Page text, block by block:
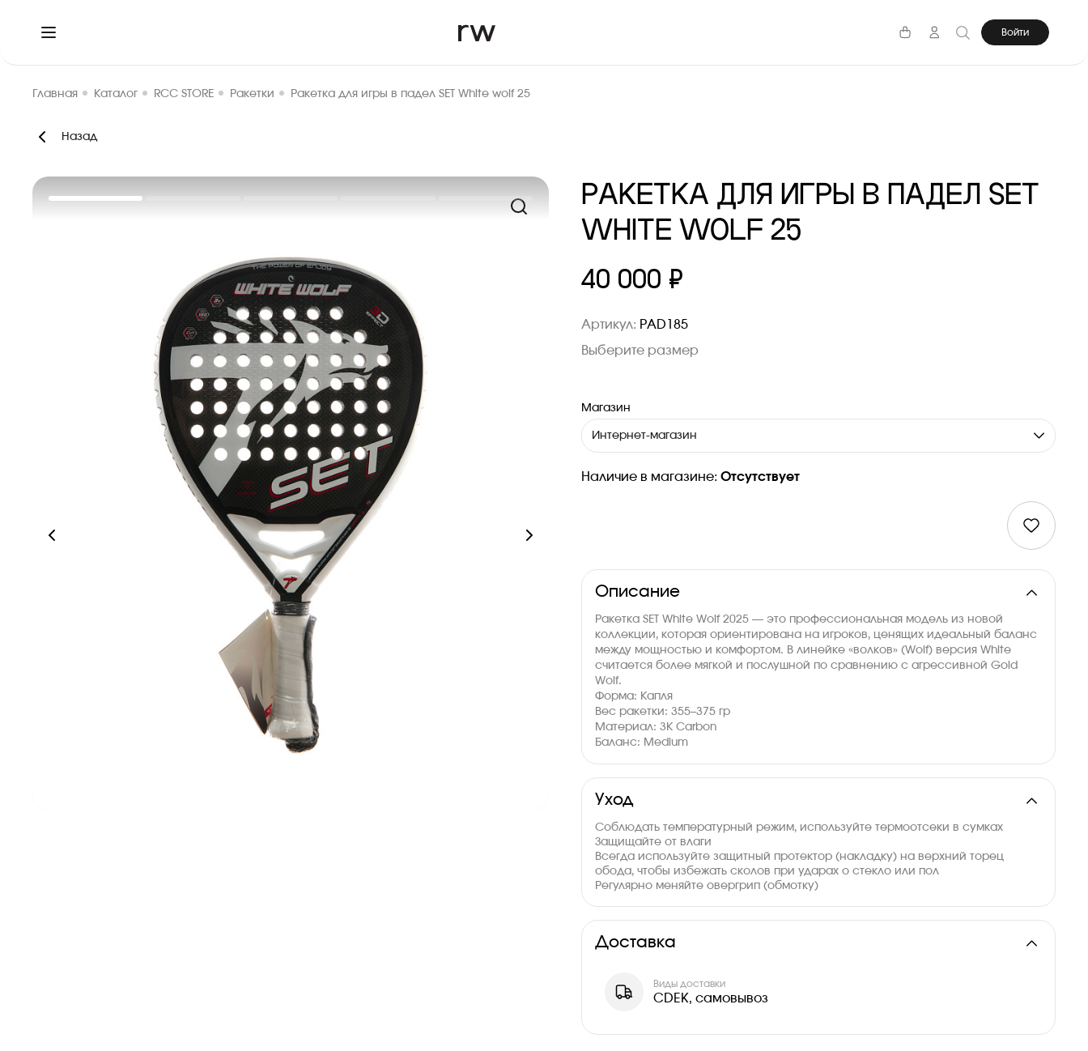
Войти
Главная Каталог RCC STORE Ракетки Ракетка для игры в падел SET White wolf 25
Назад
РАКЕТКА ДЛЯ ИГРЫ В ПАДЕЛ SET
WHITE WOLF 25
40 000 ₽
Артикул: PAD185
Выберите размер
Магазин
Интернет-магазин
Наличие в магазине:Отсутствует
Описание
Ракетка SET White Wolf 2025 — это профессиональная модель из новой
коллекции, которая ориентирована на игроков, ценящих идеальный баланс
между мощностью и комфортом. В линейке «волков» (Wolf) версия White
считается более мягкой и послушной по сравнению с агрессивной Gold
Wolf.
Форма: Капля
Вес ракетки: 355–375 гр
Материал: 3К Carbon
Баланс: Medium
Уход
Соблюдать температурный режим, используйте термоотсеки в сумках
Защищайте от влаги
Всегда используйте защитный протектор (накладку) на верхний торец
обода, чтобы избежать сколов при ударах о стекло или пол
Регулярно меняйте овергрип (обмотку)
Доставка
Виды доставки
CDEK, самовывоз